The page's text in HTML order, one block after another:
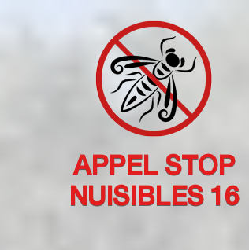
APPEL STOP
NUISIBLES 16